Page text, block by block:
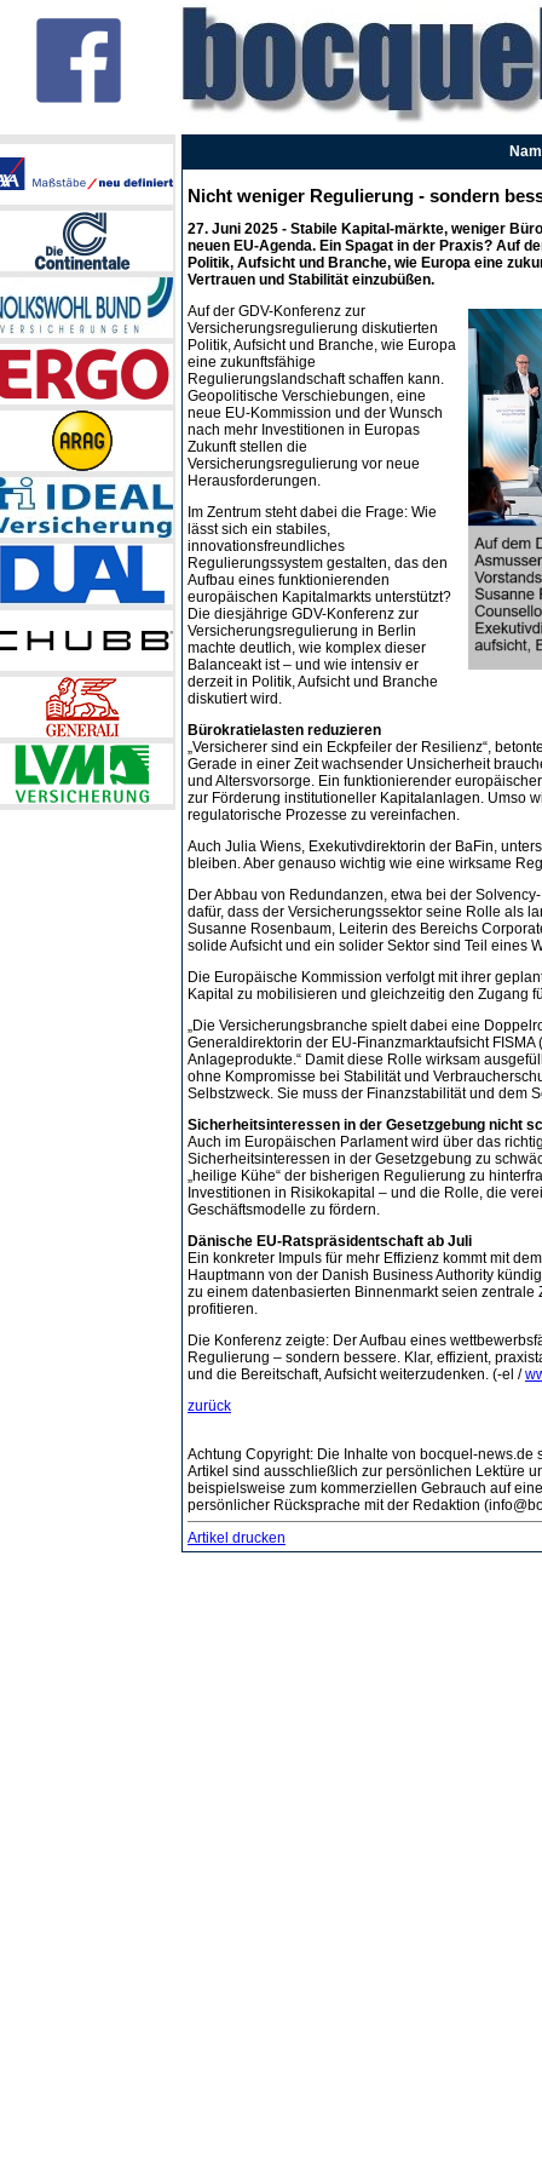
Nicht weniger Regulierung - sondern
27. Juni 2025 - Stabile Kapital-märkte, weniger
neuen EU-Agenda. Ein Spagat in der Praxis? Auf
Politik, Aufsicht und Branche, wie Europa eine
Vertrauen und Stabilität einzubüßen.
Auf der GDV-Konferenz zur
Versicherungsregulierung diskutierten
Politik, Aufsicht und Branche, wie Europa
eine zukunftsfähige
Regulierungslandschaft schaffen kann.
Geopolitische Verschiebungen, eine
neue EU-Kommission und der Wunsch
nach mehr Investitionen in Europas
Zukunft stellen die
Versicherungsregulierung vor neue
Herausforderungen.
Im Zentrum steht dabei die Frage: Wie
lässt sich ein stabiles,
innovationsfreundliches
Regulierungssystem gestalten, das den
Aufbau eines funktionierenden
europäischen Kapitalmarkts unterstützt?
Die diesjährige GDV-Konferenz zur
Versicherungsregulierung in Berlin
machte deutlich, wie komplex dieser
Balanceakt ist – und wie intensiv er
derzeit in Politik, Aufsicht und Branche
diskutiert wird.
Bürokratielasten reduzieren
„Versicherer sind ein Eckpfeiler der Resilienz“,
Gerade in einer Zeit wachsender Unsicherheit
und Altersvorsorge. Ein funktionierender
zur Förderung institutioneller Kapitalanlagen. Umso
regulatorische Prozesse zu vereinfachen.
Auch Julia Wiens, Exekutivdirektorin der BaFin,
bleiben. Aber genauso wichtig wie eine wirksame
Der Abbau von Redundanzen, etwa bei der
dafür, dass der Versicherungssektor seine Rolle als
Susanne Rosenbaum, Leiterin des Bereichs
solide Aufsicht und ein solider Sektor sind Teil eines
Die Europäische Kommission verfolgt mit ihrer
Kapital zu mobilisieren und gleichzeitig den Zugang
„Die Versicherungsbranche spielt dabei eine
Generaldirektorin der EU-Finanzmarktaufsicht FISMA (
Anlageprodukte.“ Damit diese Rolle wirksam
ohne Kompromisse bei Stabilität und
Selbstzweck. Sie muss der Finanzstabilität und dem
Sicherheitsinteressen in der Gesetzgebung nicht
Auch im Europäischen Parlament wird über das
Sicherheitsinteressen in der Gesetzgebung zu
„heilige Kühe“ der bisherigen Regulierung zu
Investitionen in Risikokapital – und die Rolle, die
Geschäftsmodelle zu fördern.
Dänische EU-Ratspräsidentschaft ab Juli
Ein konkreter Impuls für mehr Effizienz kommt mit
Hauptmann von der Danish Business Authority
zu einem datenbasierten Binnenmarkt seien
profitieren.
Die Konferenz zeigte: Der Aufbau eines
Regulierung – sondern bessere. Klar, effizient,
und die Bereitschaft, Aufsicht weiterzudenken. (-el /
zurück
Achtung Copyright: Die Inhalte von bocquel-
Artikel sind ausschließlich zur persönlichen Lektüre
beispielsweise zum kommerziellen Gebrauch auf
persönlicher Rücksprache mit der Redaktion
Artikel drucken